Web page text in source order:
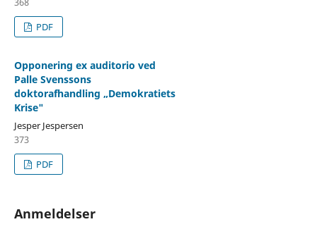
PDF
Opponering ex auditorio ved
Palle Svenssons
doktorafhandling „Demokratiets
Krise"
Jesper Jespersen
373
PDF
Anmeldelser